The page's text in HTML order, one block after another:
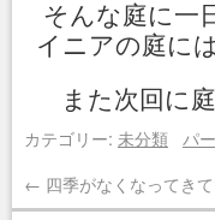
そんな庭に一
イニアの庭に
また次回
カテゴリー: 未分類
パ
← 四季がなくなってき